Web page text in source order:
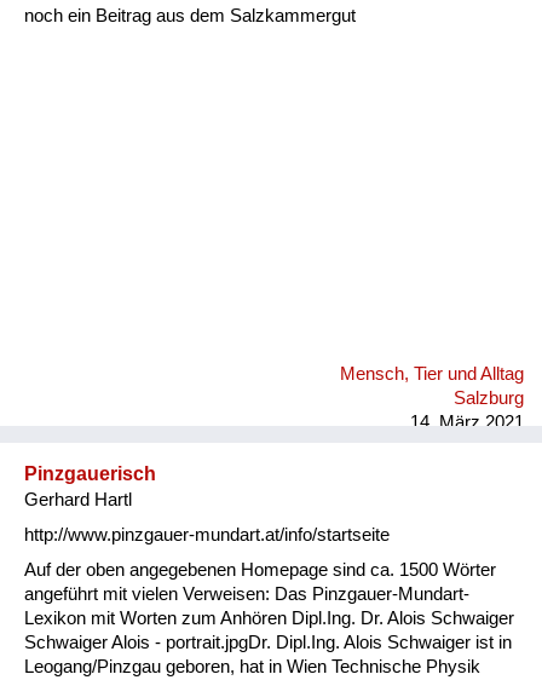
noch ein Beitrag aus dem Salzkammergut
Mensch, Tier und Alltag
Salzburg
14. März 2021
Pinzgauerisch
Gerhard Hartl
http://www.pinzgauer-mundart.at/info/startseite
Auf der oben angegebenen Homepage sind ca. 1500 Wörter
angeführt mit vielen Verweisen: Das Pinzgauer-Mundart-
Lexikon mit Worten zum Anhören Dipl.Ing. Dr. Alois Schwaiger
Schwaiger Alois - portrait.jpgDr. Dipl.Ing. Alois Schwaiger ist in
Leogang/Pinzgau geboren, hat in Wien Technische Physik